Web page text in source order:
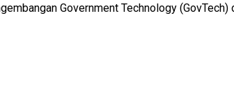
Government Technology (GovTech)